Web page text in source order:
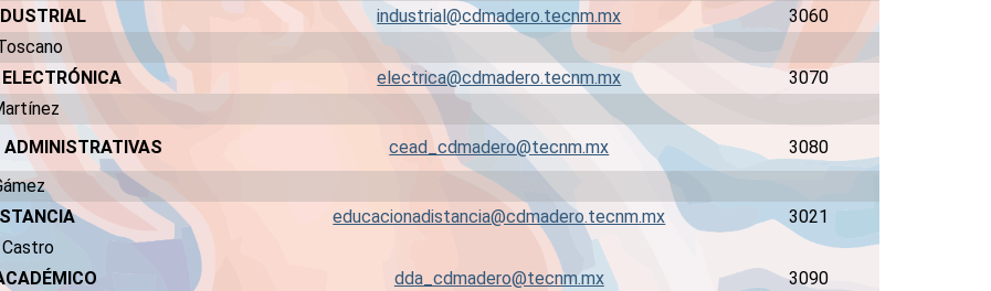
industrial@cdmadero.tecnm.mx
3060
electrica@cdmadero.tecnm.mx
3070
ADMINISTRATIVAS
cead_cdmadero@tecnm.mx
3080
educacionadistancia@cdmadero.tecnm.mx
3021
Castro
dda_cdmadero@tecnm.mx
3090